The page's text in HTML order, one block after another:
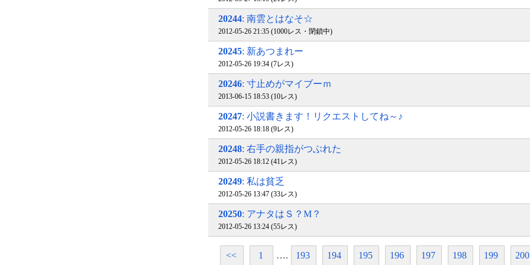
20244: 南雲とはなそ☆
2012-05-26 21:35 (1000レス・閉鎖中)
20245: 新あつまれー
2012-05-26 19:34 (7レス)
20246: 寸止めがマイブーｍ
2013-06-15 18:53 (10レス)
20247: 小説書きます！リクエストしてね～♪
2012-05-26 18:18 (9レス)
20248: 右手の親指がつぶれた
2012-05-26 18:12 (41レス)
20249: 私は貧乏
2012-05-26 13:47 (33レス)
20250: アナタはＳ？M？
2012-05-26 13:24 (55レス)
<< 1 …. 193 194 195 196 197 198 199 200